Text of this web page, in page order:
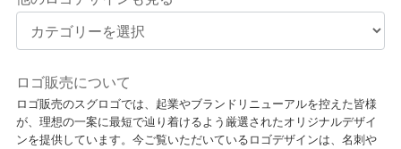
ロゴ販売について
ロゴ販売のスグロゴでは、起業やブランドリニューアルを控えた皆様
が、理想の一案に最短で辿り着けるよう厳選されたオリジナルデザイ
ンを提供しています。今ご覧いただいているロゴデザインは、名刺や